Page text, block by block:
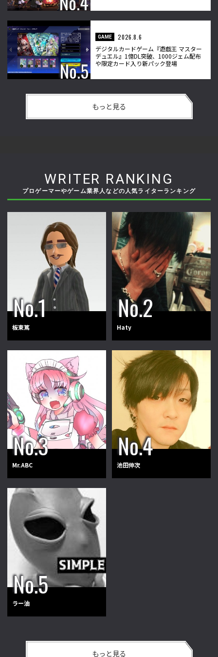
GAME
2026.8.6
デジタルカードゲーム『遊戯王 マスター
デュエル』1億DL突破、1000ジェム配布
や限定カード入り新パック登場
もっと見る
WRITER RANKING
プロゲーマーやゲーム業界人などの人気ライターランキング
板東篤 Haty
Mr.ABC 池田伸次
ラー油
もっと見る